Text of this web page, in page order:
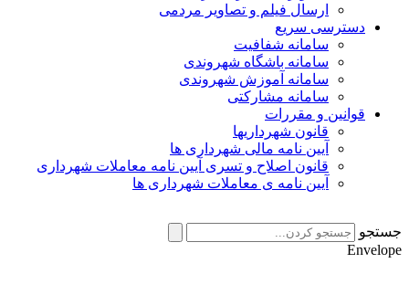
ارسال فیلم و تصاویر مردمی
دسترسی سریع
سامانه شفافیت
سامانه باشگاه شهروندی
سامانه آموزش شهروندی
سامانه مشارکتی
قوانین و مقررات
قانون شهرداریها
آیین نامه مالی شهرداری ها
قانون اصلاح و تسری آیین نامه معاملات شهرداری
آیین نامه ی معاملات شهرداری ها
جستجو
Envelope